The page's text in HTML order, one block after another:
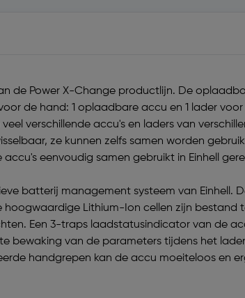
de Power X-Change productlijn. De
de hand: 1 oplaadbare accu en 1 lader
verschillende accu's en laders van
ze kunnen zelfs samen worden
eenvoudig samen gebruikt in Einhell
batterij management systeem van Einhell.
Lithium-Ion cellen zijn bestand
Een 3-traps laadstatusindicator van de
bewaking van de parameters tijdens het
handgrepen kan de accu moeiteloos en